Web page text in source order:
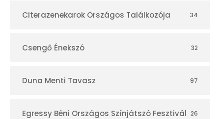
r
Citerazenekarok Országos Találkozója 34
Csengő Énekszó 32
Duna Menti Tavasz 97
Egressy Béni Országos Színjátszó Fesztivál 26